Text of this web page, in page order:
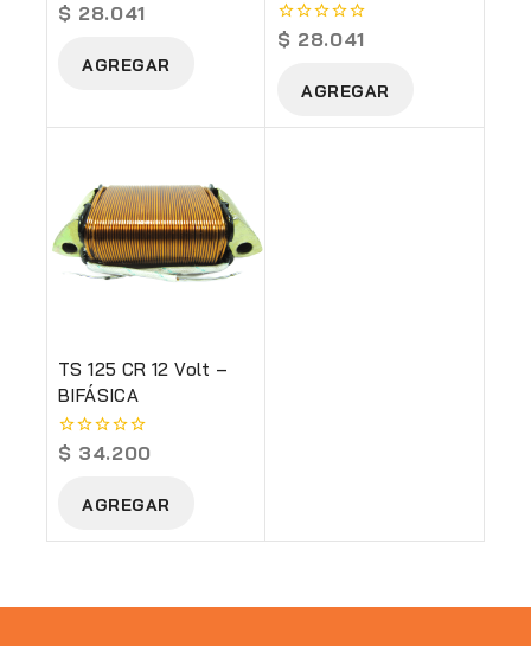
0
out
$ 28.041
AGREGAR
0
out
$ 28.041
AGREGAR
TS 125 CR 12 Volt –
BIFÁSICA
0
out
$ 34.200
AGREGAR